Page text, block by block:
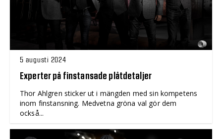
5 augusti 2024
Experter på finstansade plåtdetaljer
Thor Ahlgren sticker ut i mängden med sin kompetens
inom finstansning. Medvetna gröna val gör dem
också...